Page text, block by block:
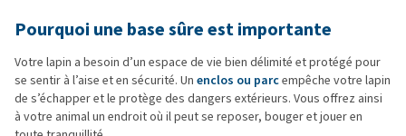
Pourquoi une base sûre est importante
Votre lapin a besoin d’un espace de vie bien délimité et protégé pour
se sentir à l’aise et en sécurité. Un enclos ou parcempêche votre lapin
de s’échapper et le protège des dangers extérieurs. Vous offrez ainsi
à votre animal un endroit où il peut se reposer, bouger et jouer en